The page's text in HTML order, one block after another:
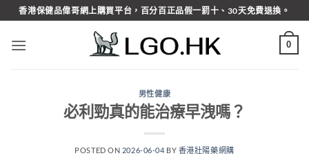
Skip
to
content
香港保健品偉哥網上購買平台，百分百正品假一罰十、30天免費退換。
0
男性健康
必利勁真的能治療早洩嗎？
POSTED ON 2026-06-04 BY 香港壯陽藥網購